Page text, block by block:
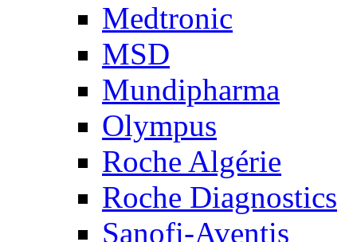
Medtronic
MSD
Mundipharma
Olympus
Roche Algérie
Roche Diagnostics
Sanofi-Aventis